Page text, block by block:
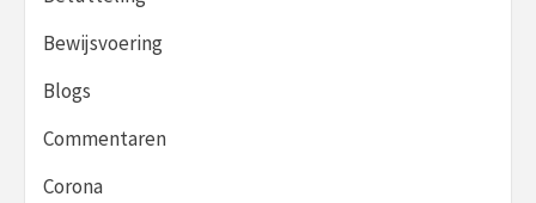
Bewijsvoering
Blogs
Commentaren
Corona